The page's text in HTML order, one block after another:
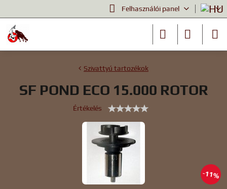
Felhasználói panel
11%
Szivattyú tartozékok
SF POND ECO 15.000 ROTOR
Értékelés